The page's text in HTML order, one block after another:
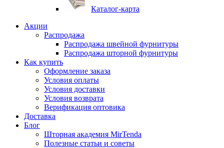
Каталог-карта
Акции
Распродажа
Распродажа швейной фурнитуры
Распродажа шторной фурнитуры
Как купить
Оформление заказа
Условия оплаты
Условия доставки
Условия возврата
Верификация оптовика
Доставка
Блог
Шторная академия MirTenda
Полезные статьи и советы